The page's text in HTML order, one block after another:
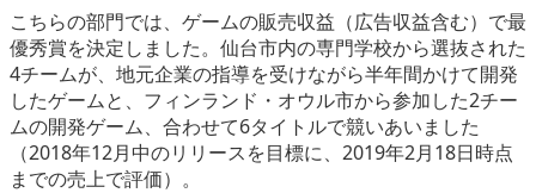
こちらの部門では、ゲームの販売収益（広告収益含む）で最
優秀賞を決定しました。仙台市内の専門学校から選抜された
4チームが、地元企業の指導を受けながら半年間かけて開発
したゲームと、フィンランド・オウル市から参加した2チー
ムの開発ゲーム、合わせて6タイトルで競いあいました
（2018年12月中のリリースを目標に、2019年2月18日時点
までの売上で評価）。